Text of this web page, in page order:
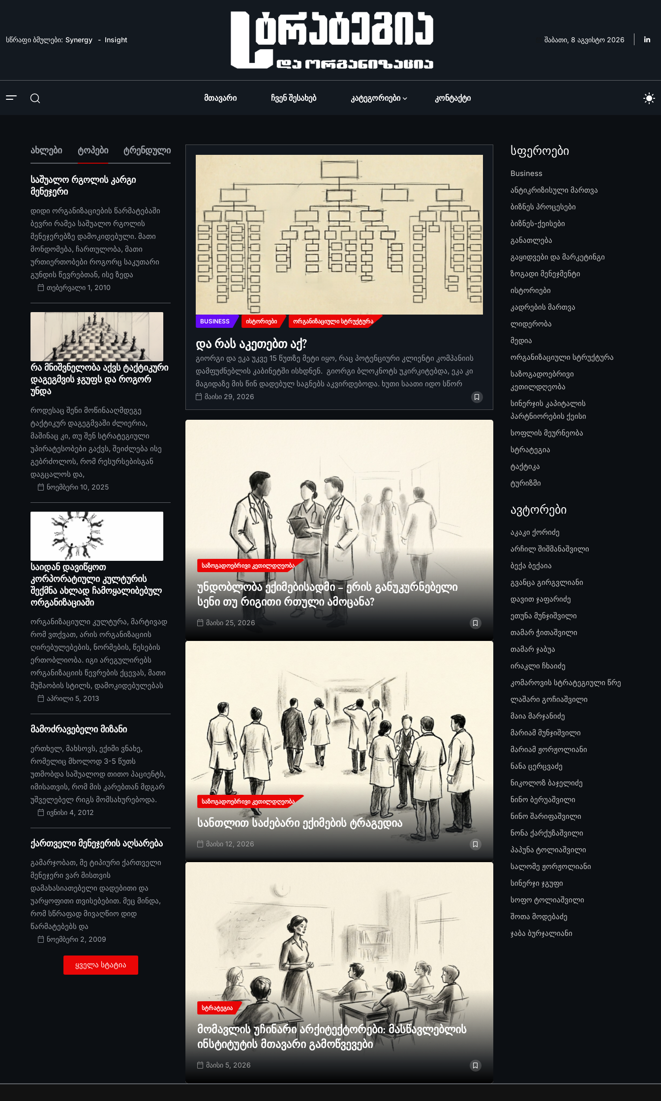
სწრაფი ბმულები: Synergy Insight შაბათი, 8 აგვისტო 2026
Მთავარი Ჩვენ Შესახებ Კატეგორიები Კონტაქტი
ახლები ტოპები ტრენდული
საშუალო რგოლის კარგი
მენეჯერი
დიდი ორგანიზაციების წარმატებაში
ბევრი რამეა საშუალო რგოლის
მენეჯერებზე დამოკიდებული. მათი
მონდომება, ჩართულობა, მათი
ურთიერთობები როგორც საკუთარი
გუნდის წევრებთან, ისე ზედა
თებერვალი 1, 2010
რა მნიშვნელობა აქვს ტაქტიკური
დაგეგმვის ჯგუფს და როგორ
უნდა
როდესაც შენი მოწინააღმდეგე
ტაქტიკურ დაგეგმვაში ძლიერია,
მაშინაც კი, თუ შენ სტრატეგიული
უპირატესობები გაქვს, შეიძლება ისე
გებრძოლოს, რომ რესურსებისგან
დაგცალოს და,
ნოემბერი 10, 2025
საიდან დავიწყოთ
კორპორატიული კულტურის
შექმნა ახლად ჩამოყალიბებულ
ორგანიზაციაში
ორგანიზაციული კულტურა, მარტივად
რომ ვთქვათ, არის ორგანიზაციის
ღირებულებების, ნორმების, წესების
ერთობლიობა. იგი არეგულირებს
ორგანიზაციის წევრების ქცევას, მათი
მუშაობის სტილს, დამოკიდებულებას
აპრილი 5, 2013
მამოძრავებელი მიზანი
ერთხელ, მახსოვს, ექიმი ვნახე,
რომელიც მხოლოდ 3-5 წუთს
უთმობდა საშუალოდ თითო პაციენტს,
იმისათვის, რომ მის კარებთან მდგარ
უშველებელ რიგს მომსახურებოდა.
ივნისი 4, 2012
ქართველი მენეჯერის აღსარება
გამარჯობათ, მე ტიპიური ქართველი
მენეჯერი ვარ მისთვის
დამახასიათებელი დადებითი და
უარყოფითი თვისებებით. მეც მინდა,
რომ სწრაფად მივაღწიო დიდ
წარმატებებს და
ნოემბერი 2, 2009
ყველა სტატია
BUSINESS ᲘᲡᲢᲝᲠᲘᲔᲑᲘ ᲝᲠᲒᲐᲜᲘᲖᲐᲪᲘᲣᲚᲘ ᲡᲢᲠᲣᲥᲢᲣᲠᲐ
და რას აკეთებთ აქ?
გიორგი და ეკა უკვე 15 წუთზე მეტი იყო, რაც პოტენციური კლიენტი კომპანიის
დამფუძნებლის კაბინეტში ისხდნენ. გიორგი ბლოკნოტს უკირკიტებდა, ეკა კი
მაგიდაზე მის წინ დადებულ საგნებს აკვირდებოდა. ხუთი საათი იდო სწორ
მაისი 29, 2026
ᲡᲐᲖᲝᲒᲐᲓᲝᲔᲑᲠᲘᲕᲘ ᲙᲔᲗᲘᲚᲓᲦᲔᲝᲑᲐ
უნდობლობა ექიმებისადმი – ერის განუკურნებელი
სენი თუ რიგითი რთული ამოცანა?
მაისი 25, 2026
ᲡᲐᲖᲝᲒᲐᲓᲝᲔᲑᲠᲘᲕᲘ ᲙᲔᲗᲘᲚᲓᲦᲔᲝᲑᲐ
სანთლით საძებარი ექიმების ტრაგედია
მაისი 12, 2026
ᲡᲢᲠᲐᲢᲔᲒᲘᲐ
მომავლის უჩინარი არქიტექტორები: მასწავლებლის
ინსტიტუტის მთავარი გამოწვევები
მაისი 5, 2026
სფეროები
Business
ანტიკრიზისული მართვა
ბიზნეს პროცესები
ბიზნეს-ქეისები
განათლება
გაყიდვები და მარკეტინგი
ზოგადი მენეჯმენტი
ისტორიები
კადრების მართვა
ლიდერობა
მედია
ორგანიზაციული სტრუქტურა
საზოგადოებრივი
კეთილდღეობა
სინერჯის კაპიტალის
პარტნიორების ქეისი
სოფლის მეურნეობა
სტრატეგია
ტაქტიკა
ტურიზმი
ავტორები
აკაკი ქორიძე
არჩილ შიშმანაშვილი
ბექა ბექაია
გვანცა გირგვლიანი
დავით ჯაფარიძე
ეთუნა მუნჯიშვილი
თამარ ჭითაშვილი
თამარ ჯაბუა
ირაკლი ჩხაიძე
კომაროვის სტრატეგიული წრე
ლაშარი გოჩიაშვილი
მაია მარჯანიძე
მარიამ მუნჯიშვილი
მარიამ ჟორჟოლიანი
ნანა ცერცვაძე
ნიკოლოზ ბაჯელიძე
ნინო ბერუაშვილი
ნინო შარიფაშვილი
ნონა ქარქუზაშვილი
პაპუნა ტოლიაშვილი
სალომე ჟორჟოლიანი
სინერჯი ჯგუფი
სოფო ტოლიაშვილი
შოთა მოდებაძე
ჯაბა ბურჯალიანი